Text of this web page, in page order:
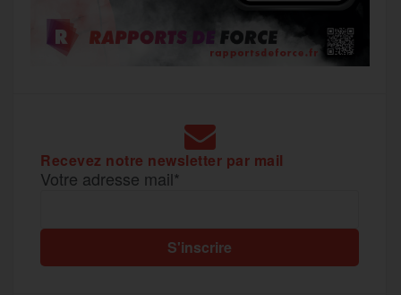
Recevez notre newsletter par mail
Votre adresse mail*